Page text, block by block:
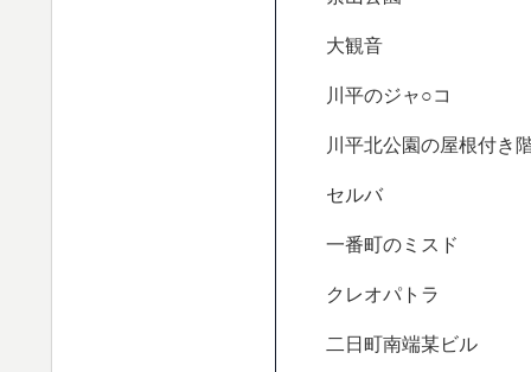
大観音
川平のジャ○コ
川平北公園の屋根付き
セルバ
一番町のミスド
クレオパトラ
二日町南端某ビル